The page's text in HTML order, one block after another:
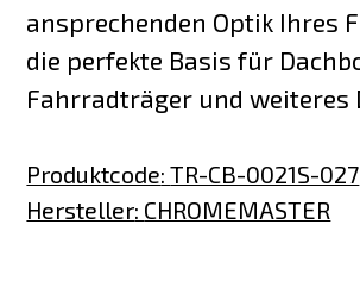
ansprechenden Optik Ihres
die perfekte Basis für
Fahrradträger und weiteres
Produktcode:TR-CB-0021S-027
Hersteller: CHROMEMASTER